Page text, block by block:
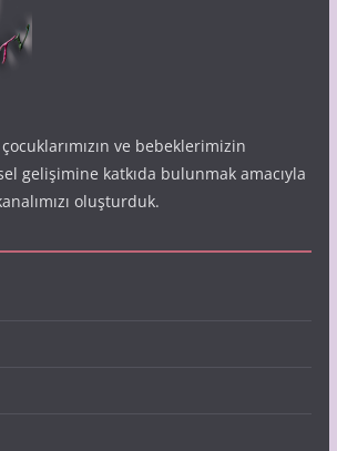
ve bebeklerimizin
gelişimine katkıda bulunmak amacıyla
oluşturduk.